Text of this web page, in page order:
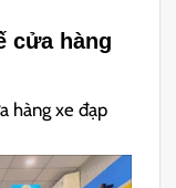
cửa hàng
hàng xe đạp